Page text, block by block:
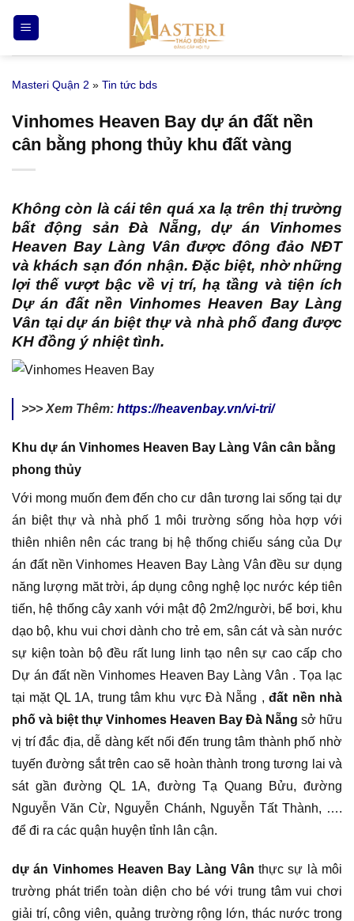
qua
nội
Masteri Quận 2 » Tin tức bds
Vinhomes Heaven Bay dự án đất nền
cân bằng phong thủy khu đất vàng
Không còn là cái tên quá xa lạ trên thị trường
bất động sản Đà Nẵng,dự án Vinhomes
Heaven Bay Làng Vân được đông đảo NĐT
và khách sạn đón nhận. Đặc biệt, nhờ những
lợi thế vượt bậc về vị trí, hạ tầng và tiện ích
Dự án đất nền Vinhomes Heaven Bay Làng
Vân tại dự án biệt thự và nhà phố đang được
KH đồng ý nhiệt tình.
>>> Xem Thêm: https://heavenbay.vn/vi-tri/
Khu dự án Vinhomes Heaven Bay Làng Vân cân bằng
phong thủy
Với mong muốn đem đến cho cư dân tương lai sống tại dự
án biệt thự và nhà phố 1 môi trường sống hòa hợp với
thiên nhiên nên các trang bị hệ thống chiếu sáng của Dự
án đất nền Vinhomes Heaven Bay Làng Vân đều sư dụng
năng lượng măt trời, áp dụng công nghệ lọc nước kép tiên
tiến, hệ thống cây xanh với mật độ 2m2/người, bể bơi, khu
dạo bộ, khu vui chơi dành cho trẻ em, sân cát và sàn nước
sự kiện toàn bộ đều rất lung linh tạo nên sự cao cấp cho
Dự án đất nền Vinhomes Heaven Bay Làng Vân . Tọa lạc
tại mặt QL 1A, trung tâm khu vực Đà Nẵng ,đất nền nhà
phố và biệt thự Vinhomes Heaven Bay Đà Nẵng sở hữu
vị trí đắc địa, dễ dàng kết nối đến trung tâm thành phố nhờ
tuyến đường sắt trên cao sẽ hoàn thành trong tương lai và
sát gần đường QL 1A, đường Tạ Quang Bửu, đường
Nguyễn Văn Cừ, Nguyễn Chánh, Nguyễn Tất Thành, ….
để đi ra các quận huyện tỉnh lân cận.
dự án Vinhomes Heaven Bay Làng Vân thực sự là môi
trường phát triển toàn diện cho bé với trung tâm vui chơi
giải trí, công viên, quảng trường rộng lớn, thác nước trong